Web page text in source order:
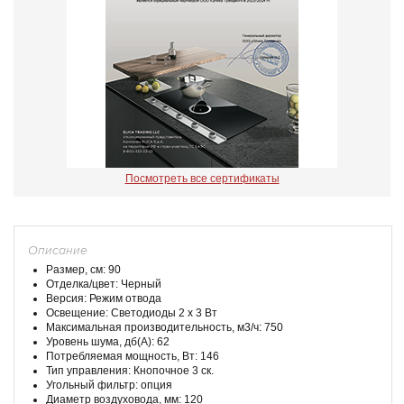
Посмотреть все сертификаты
Описание
Размер, см: 90
Отделка/цвет: Черный
Версия: Режим отвода
Освещение: Светодиоды 2 х 3 Вт
Максимальная производительность, м3/ч: 750
Уровень шума, дб(А): 62
Потребляемая мощность, Вт: 146
Тип управления: Кнопочное 3 ск.
Угольный фильтр: опция
Диаметр воздуховода, мм: 120